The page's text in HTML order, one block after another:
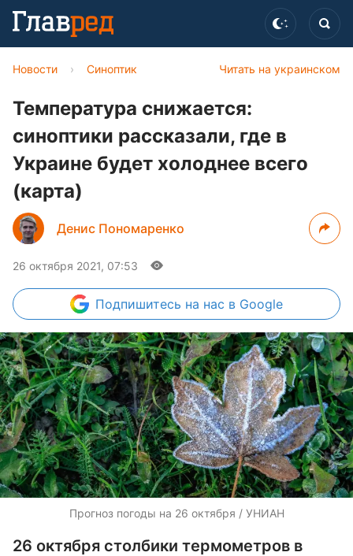
Читать на украинском
Новости › Синоптик
Температура снижается:
синоптики рассказали, где в
Украине будет холоднее всего
(карта)
Денис Пономаренко
26 октября 2021, 07:53
Подпишитесь на нас в Google
Прогноз погоды на 26 октября / УНИАН
26 октября столбики термометров в